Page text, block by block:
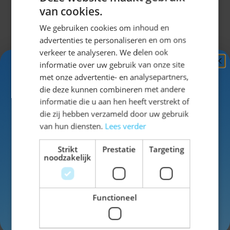
Niet op voorraad
van cookies.
We gebruiken cookies om inhoud en
advertenties te personaliseren en om ons
verkeer te analyseren. We delen ook
informatie over uw gebruik van onze site
met onze advertentie- en analysepartners,
die deze kunnen combineren met andere
informatie die u aan hen heeft verstrekt of
die zij hebben verzameld door uw gebruik
van hun diensten. Lees verder
Strikt
noodzakelijk
Prestatie Targeting
Functioneel
Ontvang5%
KORTING!
Schrijf je nuin voor de nieuwsbrief en ontvang toegang
tot exclusieve kortingen!
Voor- en achternaam
Inschrijven